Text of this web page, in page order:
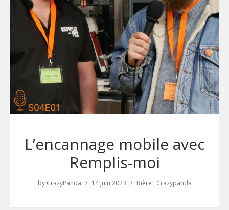
L’encannage mobile avec
Remplis-moi
by CrazyPanda 14 juin 2023 Bière Crazypanda